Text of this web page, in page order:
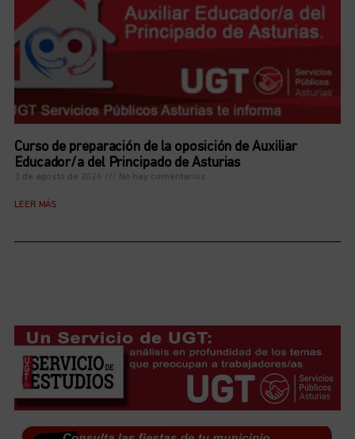
Curso de preparación de la oposición de Auxiliar
Educador/a del Principado de Asturias
3 de agosto de 2026 No hay comentarios
LEER MÁS